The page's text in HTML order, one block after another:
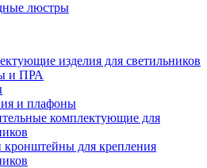
люстры
изделия для светильников
и ПРА
и плафоны
комплектующие для
для крепления